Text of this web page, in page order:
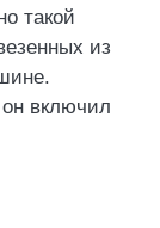
такой
из
включил